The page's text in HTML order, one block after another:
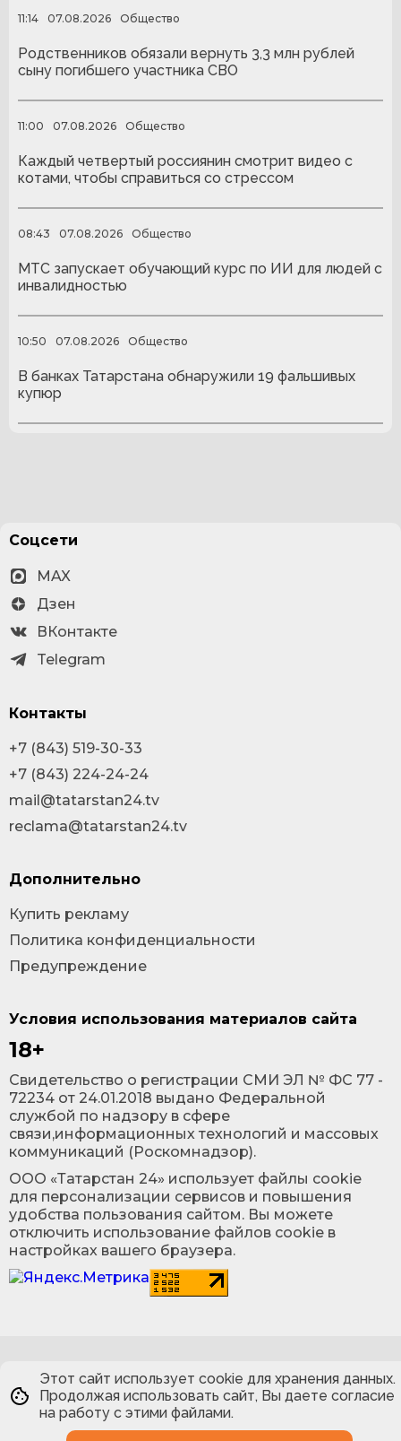
11:14 07.08.2026 Общество
Родственников обязали вернуть 3,3 млн рублей
сыну погибшего участника СВО
11:00 07.08.2026 Общество
Каждый четвертый россиянин смотрит видео с
котами, чтобы справиться со стрессом
08:43 07.08.2026 Общество
МТС запускает обучающий курс по ИИ для людей с
инвалидностью
10:50 07.08.2026 Общество
В банках Татарстана обнаружили 19 фальшивых
купюр
Условия использования материалов сайта
18+
Cвидетельство о регистрации СМИ ЭЛ № ФС 77 -
72234 от 24.01.2018 выдано Федеральной
службой по надзору в сфере
связи,информационных технологий и массовых
коммуникаций (Роскомнадзор).
ООО «Татарстан 24» использует файлы cookie
для персонализации сервисов и повышения
удобства пользования сайтом. Вы можете
отключить использование файлов cookie в
настройках вашего браузера.
Соцсети
MAX
Дзен
ВКонтакте
Telegram
Контакты
+7 (843) 519-30-33
+7 (843) 224-24-24
mail@tatarstan24.tv
reclama@tatarstan24.tv
Дополнительно
Купить рекламу
Политика конфиденциальности
Предупреждение
Этот сайт использует cookie для хранения данных.
Продолжая использовать сайт, Вы даете согласие
на работу с этими файлами.